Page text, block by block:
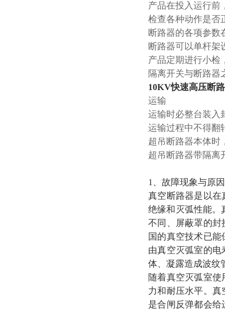
产品在投入运行前
检查各种动作是否
断路器的各项参数
断路器可以单杆架
产品定期进行小检
隔离开关与断路器
10KV快速高压断
运输
运输时必整台装入
运输过程中不得翻
超吊断路器本体时
超吊断路器带隔离
1、故障现象与原因
真空断路器是以在
绝缘和灭弧性能。
不同、屏蔽罩的封
国的真空技术已
由真空灭弧室的
体、凝露造成波纹
随着真空灭弧室
力和耐压水平。
是合闸反弹都会